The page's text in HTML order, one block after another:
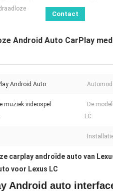
Contact
Android Auto CarPlay
Android Auto
muziek videospel
De
LC:
carplay androïde auto van
voor Lexus LC
Android auto